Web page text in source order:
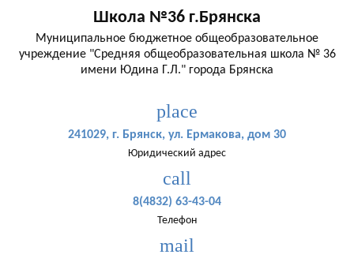
Школа №36 г.Брянска
Муниципальное бюджетное общеобразовательное
учреждение "Средняя общеобразовательная школа № 36
имени Юдина Г.Л." города Брянска
place
241029, г. Брянск, ул. Ермакова, дом 30
Юридический адрес
call
8(4832) 63-43-04
Телефон
mail